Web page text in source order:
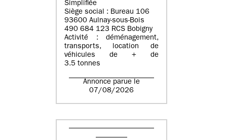
Simplifiée
Siège social : Bureau 106
93600 Aulnay-sous-Bois
490 684 123 RCS Bobigny
Activité : déménagement,
transports, location de
véhicules de + de
3.5 tonnes
Annonce parue le
07/08/2026